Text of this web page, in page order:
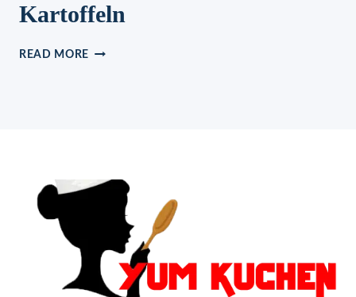
Kartoffeln
READ MORE BLUMENKOHLAUFLAUF